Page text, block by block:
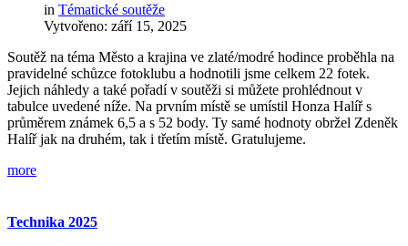
in Tématické soutěže
Vytvořeno: září 15, 2025
Soutěž na téma Město a krajina ve zlaté/modré hodince proběhla na
pravidelné schůzce fotoklubu a hodnotili jsme celkem 22 fotek.
Jejich náhledy a také pořadí v soutěži si můžete prohlédnout v
tabulce uvedené níže. Na prvním místě se umístil Honza Halíř s
průměrem známek 6,5 a s 52 body. Ty samé hodnoty obržel Zdeněk
Halíř jak na druhém, tak i třetím místě. Gratulujeme.
more
Technika 2025